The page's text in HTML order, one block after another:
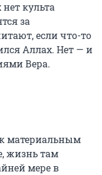
культа
за
если что-то
Аллах. Нет — и
Вера.
материальным
жизнь там
мере в